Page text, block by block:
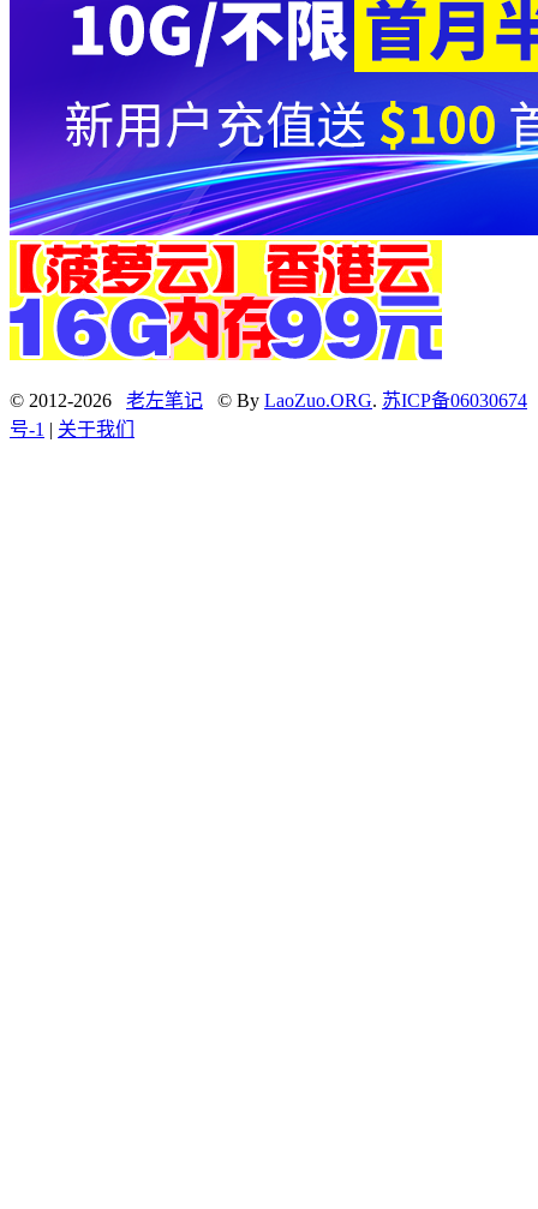
© 2012-2026 老左笔记 © By LaoZuo.ORG. 苏ICP备06030674
号-1 | 关于我们